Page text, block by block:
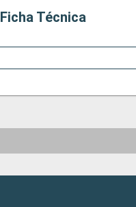
Ficha Técnica